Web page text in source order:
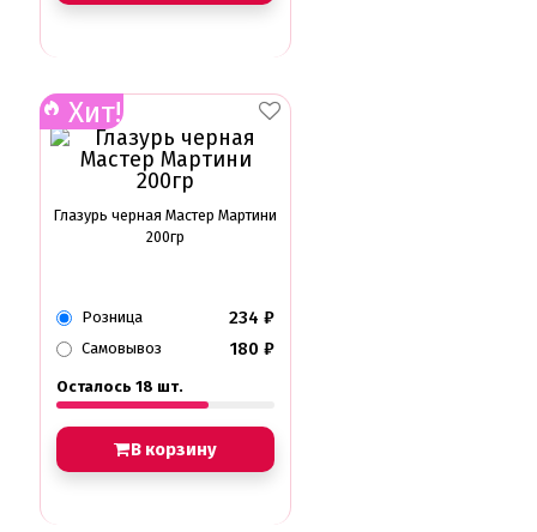
Хит!
Глазурь черная Мастер Мартини
200гр
Розница 234 ₽
Самовывоз 180 ₽
Осталось 18 шт.
В корзину